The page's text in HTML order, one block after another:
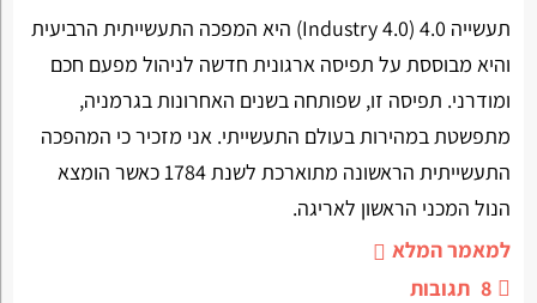
תעשייה 4.0 (Industry 4.0) היא המפכה התעשייתית הרביעית
והיא מבוססת על תפיסה ארגונית חדשה לניהול מפעם חכם
ומודרני. תפיסה זו, שפותחה בשנים האחרונות בגרמניה,
מתפשטת במהירות בעולם התעשייתי. אני מזכיר כי המהפכה
התעשייתית הראשונה מתוארכת לשנת 1784 כאשר הומצא
הנול המכני הראשון לאריגה.
למאמר המלא
8 תגובות